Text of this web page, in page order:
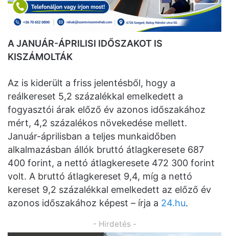
A JANUÁR-ÁPRILISI IDŐSZAKOT IS
KISZÁMOLTÁK
Az is kiderült a friss jelentésből, hogy a
reálkereset 5,2 százalékkal emelkedett a
fogyasztói árak előző év azonos időszakához
mért, 4,2 százalékos növekedése mellett.
Január-áprilisban a teljes munkaidőben
alkalmazásban állók bruttó átlagkeresete 687
400 forint, a nettó átlagkeresete 472 300 forint
volt. A bruttó átlagkereset 9,4, míg a nettó
kereset 9,2 százalékkal emelkedett az előző év
azonos időszakához képest – írja a 24.hu.
- Hirdetés -